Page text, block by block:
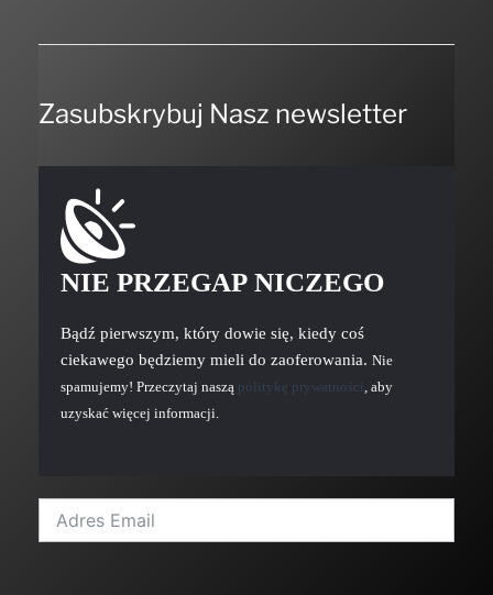
Zasubskrybuj Nasz newsletter
NIE PRZEGAP NICZEGO
Bądź pierwszym, który dowie się, kiedy coś
ciekawego będziemy mieli do zaoferowania. Nie
spamujemy! Przeczytaj naszą politykę prywatności , aby
uzyskać więcej informacji.